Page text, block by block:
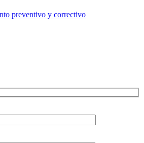
preventivo y correctivo